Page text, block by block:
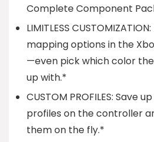
Complete Component
LIMITLESS
mapping options in the
—even pick which color
up with.*
CUSTOM PROFILES: Save
profiles on the controller
them on the fly.*